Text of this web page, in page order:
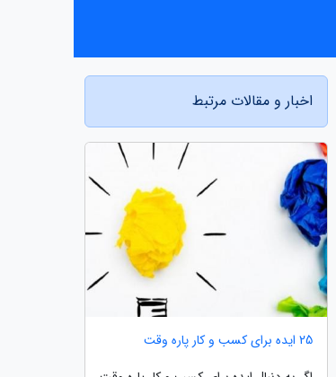
اخبار و مقالات مرتبط
25 ایده برای کسب و کار پاره وقت